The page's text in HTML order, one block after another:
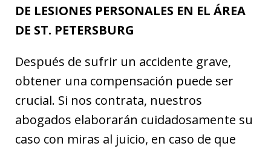
DE LESIONES PERSONALES EN EL ÁREA
DE ST. PETERSBURG
Después de sufrir un accidente grave,
obtener una compensación puede ser
crucial. Si nos contrata, nuestros
abogados elaborarán cuidadosamente su
caso con miras al juicio, en caso de que